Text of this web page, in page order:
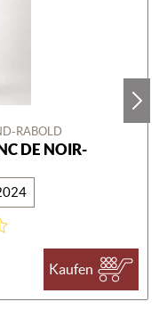
RABOLD
DE NOIR-
Kaufen